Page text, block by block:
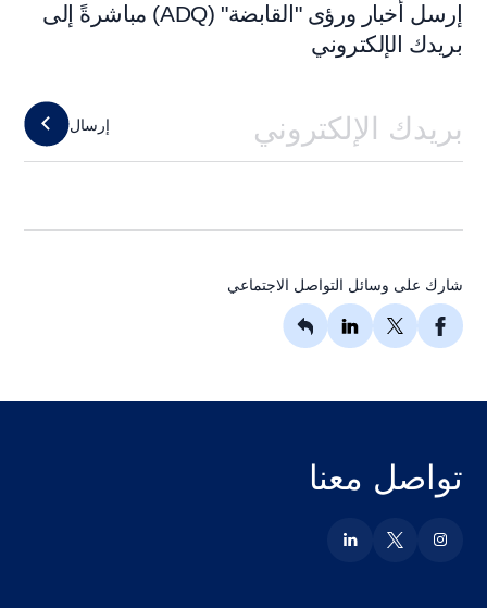
شارك على وسائل التواصل الاجتماعي
إرسل أخبار ورؤى "القابضة" (ADQ) مباشرةً إلى
بريدك الإلكتروني
إرسال
تواصل معنا